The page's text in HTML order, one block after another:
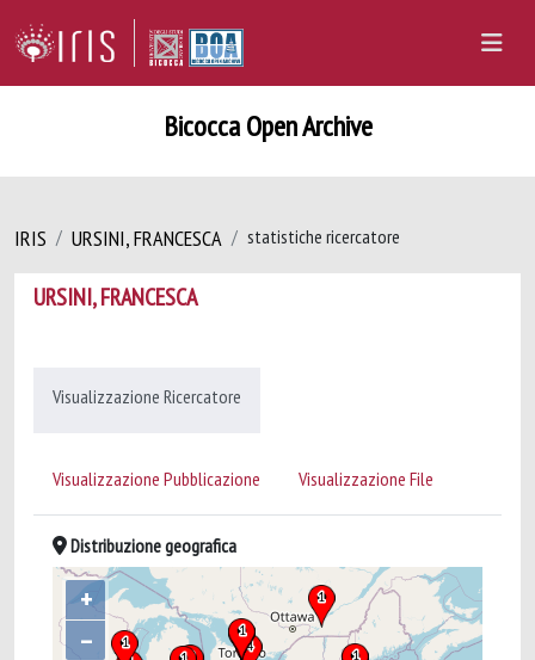
Bicocca Open Archive
IRIS URSINI, FRANCESCA statistiche ricercatore
URSINI, FRANCESCA
Visualizzazione Ricercatore
Visualizzazione Pubblicazione Visualizzazione File
Distribuzione geografica
+
–